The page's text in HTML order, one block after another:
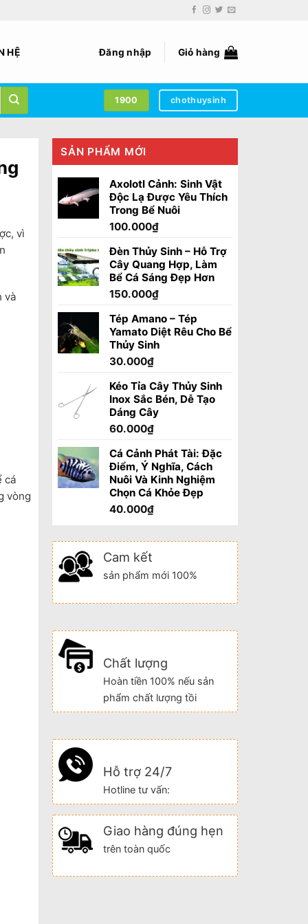
HỆ Đăng nhập Giỏ hàng
1900 chothuysinh
vì
và
cá
vòng
SẢN PHẨM MỚI
Axolotl Cảnh: Sinh Vật
Độc Lạ Được Yêu Thích
Trong Bể Nuôi
100.000₫
Đèn Thủy Sinh – Hỗ Trợ
Cây Quang Hợp, Làm
Bể Cá Sáng Đẹp Hơn
150.000₫
Tép Amano – Tép
Yamato Diệt Rêu Cho Bể
Thủy Sinh
30.000₫
Kéo Tỉa Cây Thủy Sinh
Inox Sắc Bén, Dễ Tạo
Dáng Cây
60.000₫
Cá Cảnh Phát Tài: Đặc
Điểm, Ý Nghĩa, Cách
Nuôi Và Kinh Nghiệm
Chọn Cá Khỏe Đẹp
40.000₫
Cam kết
sản phẩm mới 100%
Chất lượng
Hoàn tiền 100% nếu sản
phẩm chất lượng tồi
Hỗ trợ 24/7
Hotline tư vấn:
Giao hàng đúng hẹn
trên toàn quốc